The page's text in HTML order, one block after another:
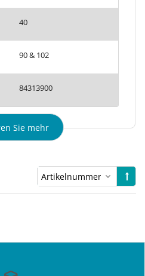
40
90 & 102
84313900
Sie mehr